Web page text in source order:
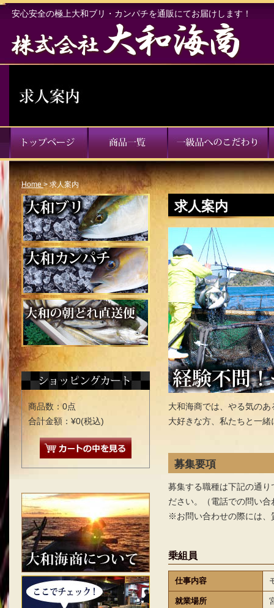
安心安全の極上大和ブリ・カンパチを通販にてお届けします！
Home >求人案内
求人案内
大和海商では、やる気の
大好きな方、私たちと一
募集要項
募集する職種は下記の通
ださい。（電話での問い
※お問い合わせの際には、
乗組員
仕事内容
就業場所
商品数：0点
合計金額：¥0(税込)